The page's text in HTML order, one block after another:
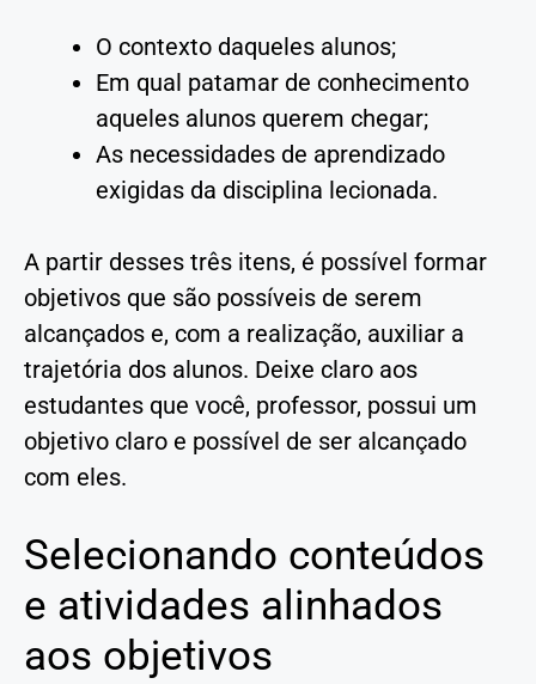
O contexto daqueles alunos;
Em qual patamar de conhecimento
aqueles alunos querem chegar;
As necessidades de aprendizado
exigidas da disciplina lecionada.
A partir desses três itens, é possível formar
objetivos que são possíveis de serem
alcançados e, com a realização, auxiliar a
trajetória dos alunos. Deixe claro aos
estudantes que você, professor, possui um
objetivo claro e possível de ser alcançado
com eles.
Selecionando conteúdos
e atividades alinhados
aos objetivos